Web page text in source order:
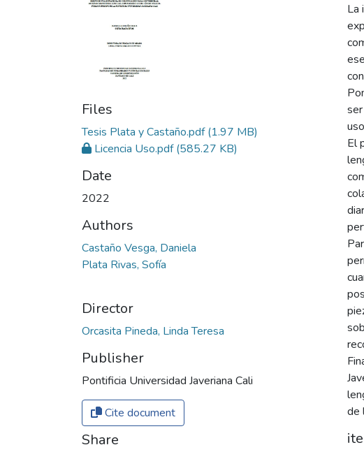
Files
Tesis Plata y Castaño.pdf(1.97 MB)
Licencia Uso.pdf(585.27 KB)
Date
2022
Authors
Castaño Vesga, Daniela
Plata Rivas, Sofía
Director
Orcasita Pineda, Linda Teresa
Publisher
Pontificia Universidad Javeriana Cali
Cite document
Share
La
El
de